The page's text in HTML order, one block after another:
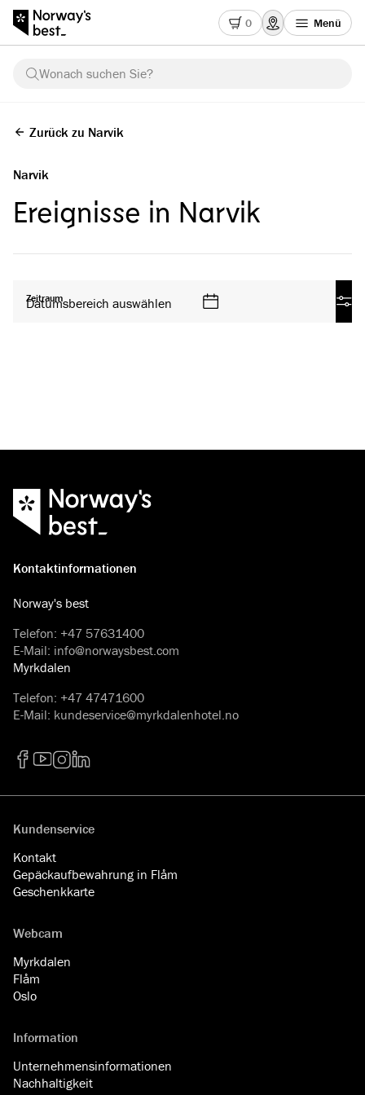
0 Menü
Wonach suchen Sie?
Zurück zu Narvik
Narvik
Ereignisse in Narvik
Zeitraum
Datumsbereich auswählen
Kontaktinformationen
Norway's best
Telefon: +47 57631400
E-Mail: info@norwaysbest.com
Myrkdalen
Telefon: +47 47471600
E-Mail: kundeservice@myrkdalenhotel.no
Kundenservice
Kontakt
Gepäckaufbewahrung in Flåm
Geschenkkarte
Webcam
Myrkdalen
Flåm
Oslo
Information
Unternehmensinformationen
Nachhaltigkeit